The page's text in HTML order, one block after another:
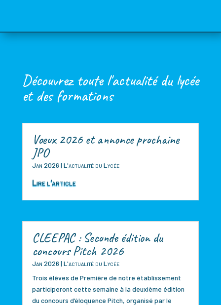
Découvrez toute l'actualité du lycée
et des formations
Voeux 2026 et annonce prochaine
JPO
Jan 2026 | L'actualité du Lycée
Lire l'article
CLEEPAC : Seconde édition du
concours Pitch 2026
Jan 2026 | L'actualité du Lycée
Trois élèves de Première de notre établissement
participeront cette semaine à la deuxième édition
du concours d’éloquence Pitch, organisé par le